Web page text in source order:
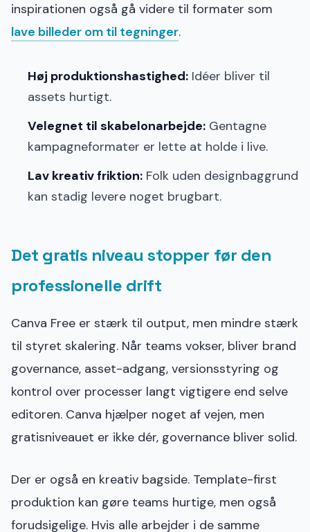
inspirationen også gå videre til formater som
lave billeder om til tegninger.
Høj produktionshastighed: Idéer bliver til
assets hurtigt.
Velegnet til skabelonarbejde: Gentagne
kampagneformater er lette at holde i live.
Lav kreativ friktion: Folk uden designbaggrund
kan stadig levere noget brugbart.
Det gratis niveau stopper før den
professionelle drift
Canva Free er stærk til output, men mindre stærk
til styret skalering. Når teams vokser, bliver brand
governance, asset-adgang, versionsstyring og
kontrol over processer langt vigtigere end selve
editoren. Canva hjælper noget af vejen, men
gratisniveauet er ikke dér, governance bliver solid.
Der er også en kreativ bagside. Template-first
produktion kan gøre teams hurtige, men også
forudsigelige. Hvis alle arbejder i de samme